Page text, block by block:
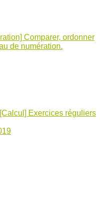
Comparer, ordonner
de numération.
Exercices réguliers